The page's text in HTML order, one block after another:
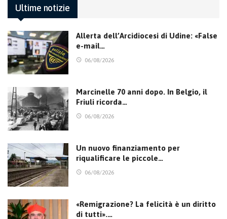
Ultime notizie
Allerta dell’Arcidiocesi di Udine: «False
e-mail…
06/08/2026
Marcinelle 70 anni dopo. In Belgio, il
Friuli ricorda…
06/08/2026
Un nuovo finanziamento per
riqualificare le piccole…
06/08/2026
«Remigrazione? La felicità è un diritto
di tutti».…